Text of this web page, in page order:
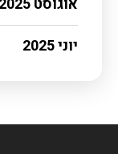
אוגוסט 2025
יוני 2025